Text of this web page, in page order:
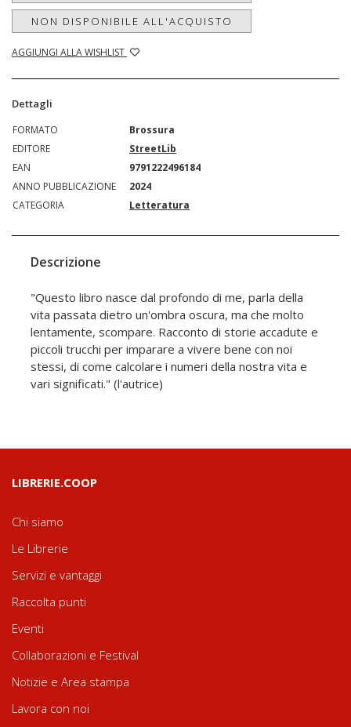
NON DISPONIBILE ALL'ACQUISTO
AGGIUNGI ALLA WISHLIST
Dettagli
FORMATO
Brossura
EDITORE
StreetLib
EAN
9791222496184
ANNO PUBBLICAZIONE
2024
CATEGORIA
Letteratura
Descrizione
"Questo libro nasce dal profondo di me, parla della
vita passata dietro un'ombra oscura, ma che molto
lentamente, scompare. Racconto di storie accadute e
piccoli trucchi per imparare a vivere bene con noi
stessi, di come calcolare i numeri della nostra vita e
vari significati." (l'autrice)
LIBRERIE.COOP
Chi siamo
Le Librerie
Servizi e vantaggi
Raccolta punti
Eventi
Collaborazioni e Festival
Notizie e Area stampa
Lavora con noi